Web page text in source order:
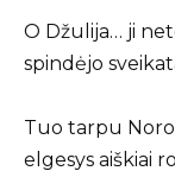
O Džulija… ji
spindėjo
Tuo tarpu
elgesys aiškiai